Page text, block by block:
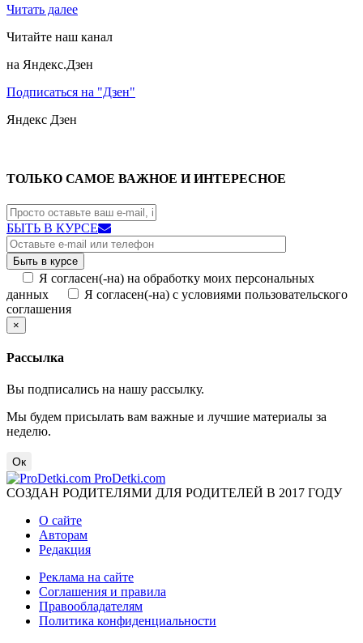
Читать далее
Читайте наш канал
на Яндекс.Дзен
Подписаться на "Дзен"
Яндекс Дзен
ТОЛЬКО САМОЕ ВАЖНОЕ И ИНТЕРЕСНОЕ
БЫТЬ В КУРСЕ
Я согласен(-на) на обработку моих персональных
данных
Я согласен(-на) с условиями пользовательского
соглашения
×
Рассылка
Вы подписались на нашу рассылку.
Мы будем присылать вам важные и лучшие материалы за
неделю.
Ок
ProDetki.com
СОЗДАН РОДИТЕЛЯМИ ДЛЯ РОДИТЕЛЕЙ В 2017 ГОДУ
О сайте
Авторам
Редакция
Реклама на сайте
Соглашения и правила
Правообладателям
Политика конфиденциальности